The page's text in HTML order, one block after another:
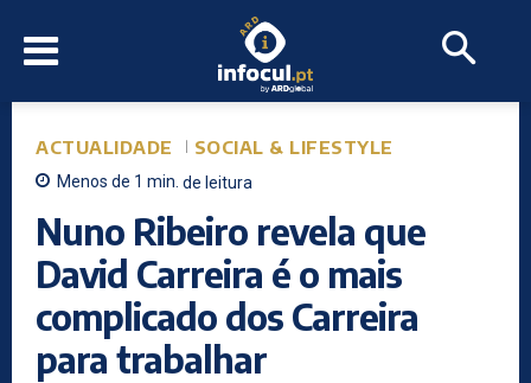
ACTUALIDADE SOCIAL & LIFESTYLE
Menos de 1 min. de leitura
Nuno Ribeiro revela que
David Carreira é o mais
complicado dos Carreira
para trabalhar